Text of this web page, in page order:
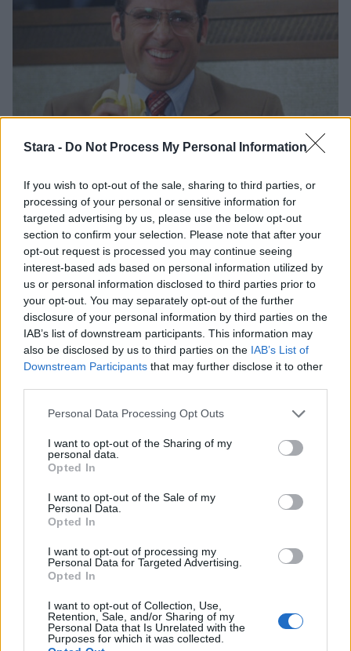
Stara - Do Not Process My Personal Information
If you wish to opt-out of the sale, sharing to third parties, or
processing of your personal or sensitive information for
targeted advertising by us, please use the below opt-out
section to confirm your selection. Please note that after your
opt-out request is processed you may continue seeing
interest-based ads based on personal information utilized by
us or personal information disclosed to third parties prior to
your opt-out. You may separately opt-out of the further
disclosure of your personal information by third parties on the
IAB’s list of downstream participants. This information may
also be disclosed by us to third parties on the IAB’s List of
Downstream Participants that may further disclose it to other
Personal Data Processing Opt Outs
I want to opt-out of the Sharing of my
personal data.
Opted In
I want to opt-out of the Sale of my
Personal Data.
Opted In
I want to opt-out of processing my
Personal Data for Targeted Advertising.
Opted In
I want to opt-out of Collection, Use,
Retention, Sale, and/or Sharing of my
Personal Data that Is Unrelated with the
Purposes for which it was collected.
4.10.2018, 17:40
Christian Balen uskomaton
muodonmuutos – ei tunnista
samaksi mieheksi!
Viihdeuutiset